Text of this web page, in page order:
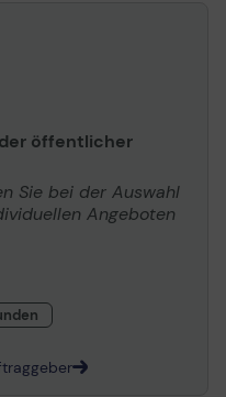
öffentlicher
Sie bei der Auswahl
Angeboten